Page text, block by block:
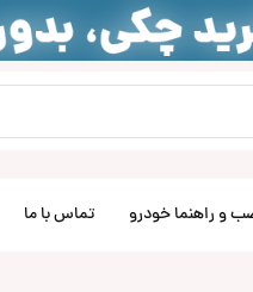
و راهنما خودرو تماس با ما